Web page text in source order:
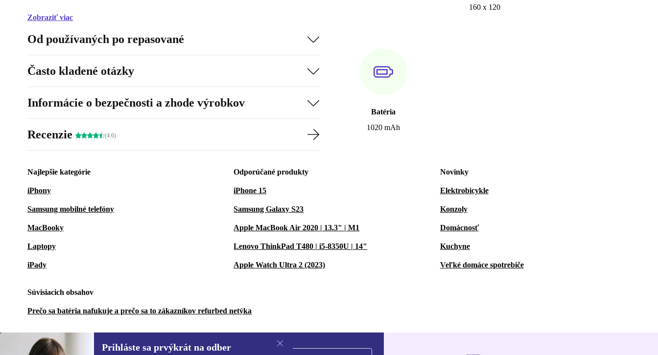
160 x 120
Batéria
1020 mAh
Zobraziť viac
Od používaných po repasované
Často kladené otázky
Informácie o bezpečnosti a zhode výrobkov
Recenzie (4.6)
Najlepšie kategórie
iPhony
Samsung mobilné telefóny
MacBooky
Laptopy
iPady
Odporúčané produkty
iPhone 15
Samsung Galaxy S23
Apple MacBook Air 2020 | 13.3" | M1
Lenovo ThinkPad T480 | i5-8350U | 14"
Apple Watch Ultra 2 (2023)
Novinky
Elektrobicykle
Konzoly
Domácnosť
Kuchyne
Veľké domáce spotrebiče
Súvisiacich obsahov
Prečo sa batéria nafukuje a prečo sa to zákazníkov refurbed netýka
Prihláste sa prvýkrát na odber